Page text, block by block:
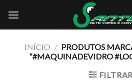
content
INÍCIO / PRODUTOS
“#MAQUINADEVIDRO
FILTRAR